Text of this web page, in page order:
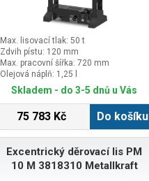
Max. lisovací tlak: 50 t
Zdvih pístu: 120 mm
Max. pracovní šířka: 720 mm
Olejová náplň: 1,25 l
Skladem - do 3-5 dnů u Vás
75 783 Kč Do košíku
Excentrický děrovací lis PM
10 M 3818310 Metallkraft